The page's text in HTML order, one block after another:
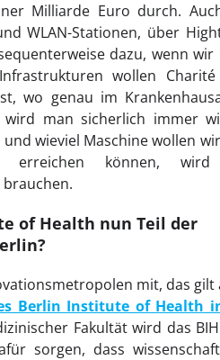
Milliarde Euro durch.
WLAN-Stationen, über
dazu, wenn wir
wollen
wo genau im
wird man sicherlich immer
wieviel Maschine wollen
erreichen können,
of Health nun Teil der
mit, das gilt
Berlin Institute of Health
Fakultät wird das
sorgen, dass